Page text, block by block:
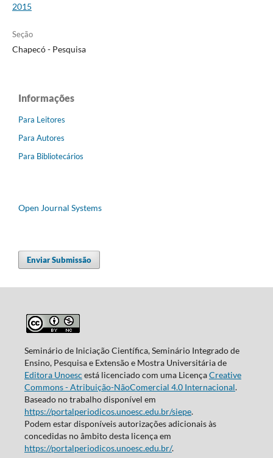
2015
Seção
Chapecó - Pesquisa
Informações
Para Leitores
Para Autores
Para Bibliotecários
Open Journal Systems
Enviar Submissão
Seminário de Iniciação Científica, Seminário Integrado de
Ensino, Pesquisa e Extensão e Mostra Universitária de
Editora Unoesc está licenciado com uma LicençaCreative
Commons - Atribuição-NãoComercial 4.0 Internacional.
Baseado no trabalho disponível em
https://portalperiodicos.unoesc.edu.br/siepe.
Podem estar disponíveis autorizações adicionais às
concedidas no âmbito desta licença em
https://portalperiodicos.unoesc.edu.br/.